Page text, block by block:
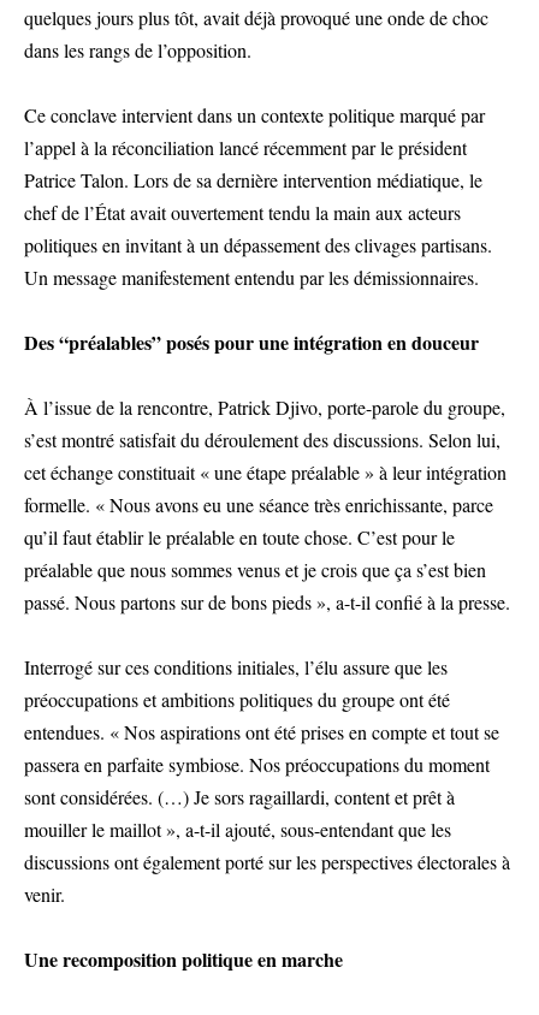
quelques jours plus tôt, avait déjà provoqué une onde de choc
dans les rangs de l’opposition.
Ce conclave intervient dans un contexte politique marqué par
l’appel à la réconciliation lancé récemment par le président
Patrice Talon. Lors de sa dernière intervention médiatique, le
chef de l’État avait ouvertement tendu la main aux acteurs
politiques en invitant à un dépassement des clivages partisans.
Un message manifestement entendu par les démissionnaires.
Des “préalables” posés pour une intégration en douceur
À l’issue de la rencontre, Patrick Djivo, porte-parole du groupe,
s’est montré satisfait du déroulement des discussions. Selon lui,
cet échange constituait « une étape préalable » à leur intégration
formelle. « Nous avons eu une séance très enrichissante, parce
qu’il faut établir le préalable en toute chose. C’est pour le
préalable que nous sommes venus et je crois que ça s’est bien
passé. Nous partons sur de bons pieds », a-t-il confié à la presse.
Interrogé sur ces conditions initiales, l’élu assure que les
préoccupations et ambitions politiques du groupe ont été
entendues. « Nos aspirations ont été prises en compte et tout se
passera en parfaite symbiose. Nos préoccupations du moment
sont considérées. (…) Je sors ragaillardi, content et prêt à
mouiller le maillot », a-t-il ajouté, sous-entendant que les
discussions ont également porté sur les perspectives électorales à
venir.
Une recomposition politique en marche